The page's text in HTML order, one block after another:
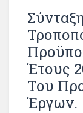
Έτους
Του
Έργων.